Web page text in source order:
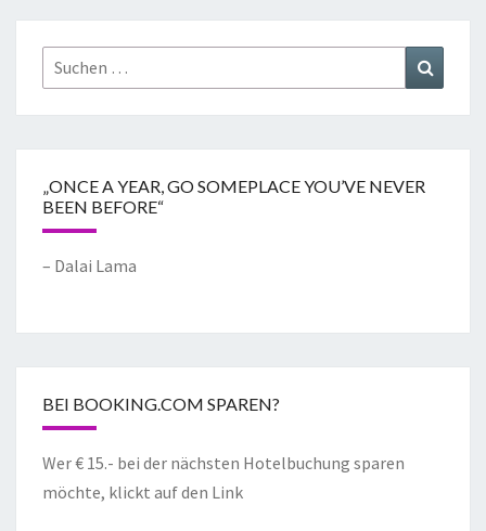
„ONCE A YEAR, GO SOMEPLACE YOU’VE NEVER
BEEN BEFORE“
– Dalai Lama
BEI BOOKING.COM SPAREN?
Wer € 15.- bei der nächsten Hotelbuchung sparen
möchte, klickt auf den Link